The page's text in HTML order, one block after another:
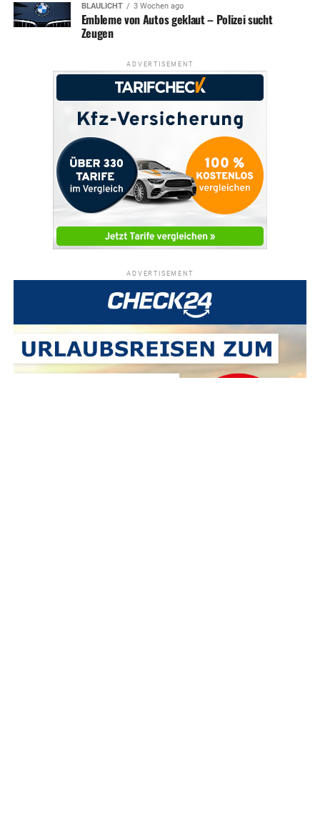
BLAULICHT 3 Wochen ago
Embleme von Autos geklaut – Polizei sucht
Zeugen
ADVERTISEMENT
ADVERTISEMENT